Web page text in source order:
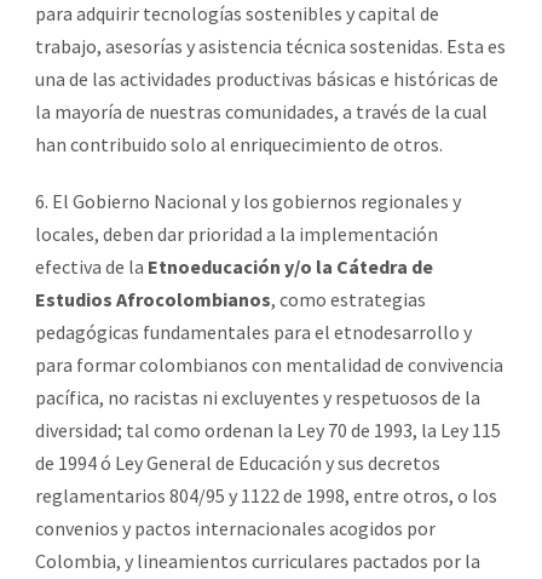
para adquirir tecnologías sostenibles y capital de
trabajo, asesorías y asistencia técnica sostenidas. Esta es
una de las actividades productivas básicas e históricas de
la mayoría de nuestras comunidades, a través de la cual
han contribuido solo al enriquecimiento de otros.
6. El Gobierno Nacional y los gobiernos regionales y
locales, deben dar prioridad a la implementación
efectiva de la Etnoeducación y/o la Cátedra de
Estudios Afrocolombianos, como estrategias
pedagógicas fundamentales para el etnodesarrollo y
para formar colombianos con mentalidad de convivencia
pacífica, no racistas ni excluyentes y respetuosos de la
diversidad; tal como ordenan la Ley 70 de 1993, la Ley 115
de 1994 ó Ley General de Educación y sus decretos
reglamentarios 804/95 y 1122 de 1998, entre otros, o los
convenios y pactos internacionales acogidos por
Colombia, y lineamientos curriculares pactados por la